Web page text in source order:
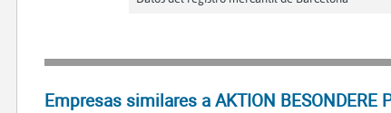
Empresas similares a AKTION BESONDERE